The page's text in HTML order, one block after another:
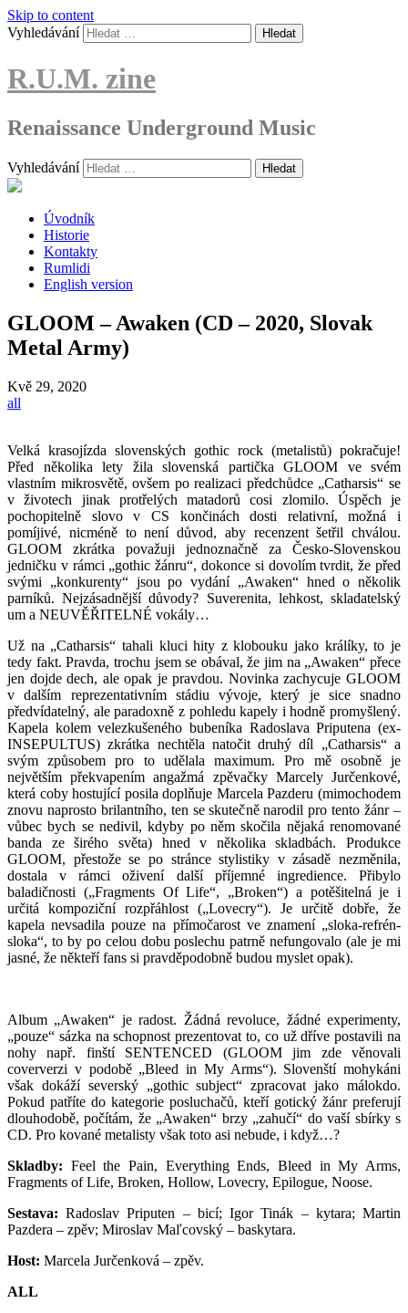
Skip to content
Vyhledávání
R.U.M. zine
Renaissance Underground Music
Vyhledávání
Úvodník
Historie
Kontakty
Rumlidi
English version
GLOOM – Awaken (CD – 2020, Slovak
Metal Army)
Kvě 29, 2020
all
Velká krasojízda slovenských gothic rock (metalistů) pokračuje!
Před několika lety žila slovenská partička GLOOM ve svém
vlastním mikrosvětě, ovšem po realizaci předchůdce „Catharsis“ se
v životech jinak protřelých matadorů cosi zlomilo. Úspěch je
pochopitelně slovo v CS končinách dosti relativní, možná i
pomíjivé, nicméně to není důvod, aby recenzent šetřil chválou.
GLOOM zkrátka považuji jednoznačně za Česko-Slovenskou
jedničku v rámci „gothic žánru“, dokonce si dovolím tvrdit, že před
svými „konkurenty“ jsou po vydání „Awaken“ hned o několik
parníků. Nejzásadnější důvody? Suverenita, lehkost, skladatelský
um a NEUVĚŘITELNÉ vokály…
Už na „Catharsis“ tahali kluci hity z klobouku jako králíky, to je
tedy fakt. Pravda, trochu jsem se obával, že jim na „Awaken“ přece
jen dojde dech, ale opak je pravdou. Novinka zachycuje GLOOM
v dalším reprezentativním stádiu vývoje, který je sice snadno
předvídatelný, ale paradoxně z pohledu kapely i hodně promyšlený.
Kapela kolem velezkušeného bubeníka Radoslava Priputena (ex-
INSEPULTUS) zkrátka nechtěla natočit druhý díl „Catharsis“ a
svým způsobem pro to udělala maximum. Pro mě osobně je
největším překvapením angažmá zpěvačky Marcely Jurčenkové,
která coby hostující posila doplňuje Marcela Pazderu (mimochodem
znovu naprosto brilantního, ten se skutečně narodil pro tento žánr –
vůbec bych se nedivil, kdyby po něm skočila nějaká renomované
banda ze širého světa) hned v několika skladbách. Produkce
GLOOM, přestože se po stránce stylistiky v zásadě nezměnila,
dostala v rámci oživení další příjemné ingredience. Přibylo
baladičnosti („Fragments Of Life“, „Broken“) a potěšitelná je i
určitá kompoziční rozpřáhlost („Lovecry“). Je určitě dobře, že
kapela nevsadila pouze na přímočarost ve znamení „sloka-refrén-
sloka“, to by po celou dobu poslechu patrně nefungovalo (ale je mi
jasné, že někteří fans si pravděpodobně budou myslet opak).
Album „Awaken“ je radost. Žádná revoluce, žádné experimenty,
„pouze“ sázka na schopnost prezentovat to, co už dříve postavili na
nohy např. finští SENTENCED (GLOOM jim zde věnovali
coververzi v podobě „Bleed in My Arms“). Slovenští mohykáni
však dokáží severský „gothic subject“ zpracovat jako málokdo.
Pokud patříte do kategorie posluchačů, kteří gotický žánr preferují
dlouhodobě, počítám, že „Awaken“ brzy „zahučí“ do vaší sbírky s
CD. Pro kované metalisty však toto asi nebude, i když…?
Skladby: Feel the Pain, Everything Ends, Bleed in My Arms,
Fragments of Life, Broken, Hollow, Lovecry, Epilogue, Noose.
Sestava: Radoslav Priputen – bicí; Igor Tinák – kytara; Martin
Pazdera – zpěv; Miroslav Maľcovský – baskytara.
Host: Marcela Jurčenková – zpěv.
ALL